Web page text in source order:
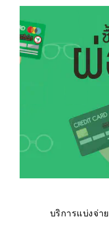
บริการแบ่งจ่า